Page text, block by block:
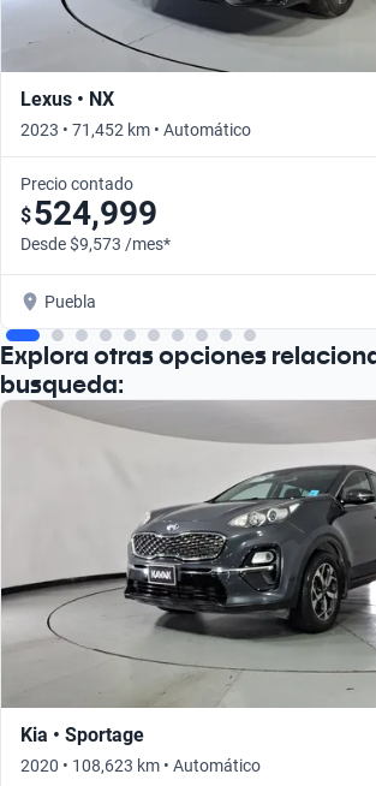
Lexus • NX
2023 • 71,452 km • Automático
Precio contado
$524,999
Desde $9,573 /mes*
Puebla
Explora otras opciones
busqueda:
Kia • Sportage
2020 • 108,623 km • Automático